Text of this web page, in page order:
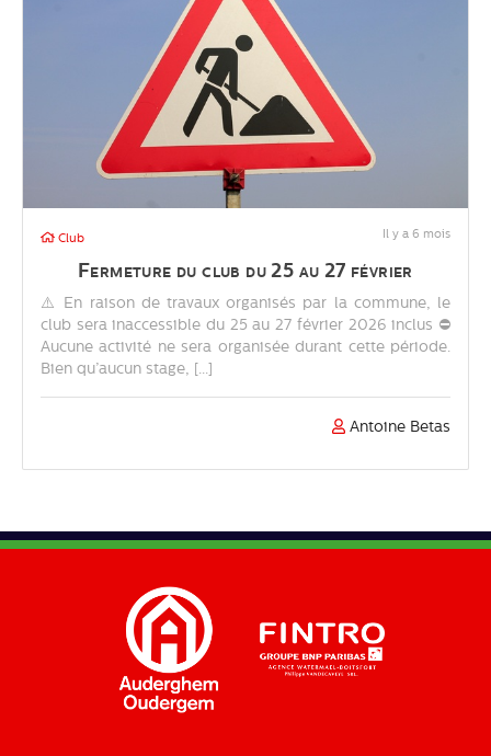
Il y a 6 mois
Club
Fermeture du club du 25 au 27 février
⚠️ En raison de travaux organisés par la commune, le
club sera inaccessible du 25 au 27 février 2026 inclus ⛔
Aucune activité ne sera organisée durant cette période.
Bien qu’aucun stage, [...]
Antoine Betas